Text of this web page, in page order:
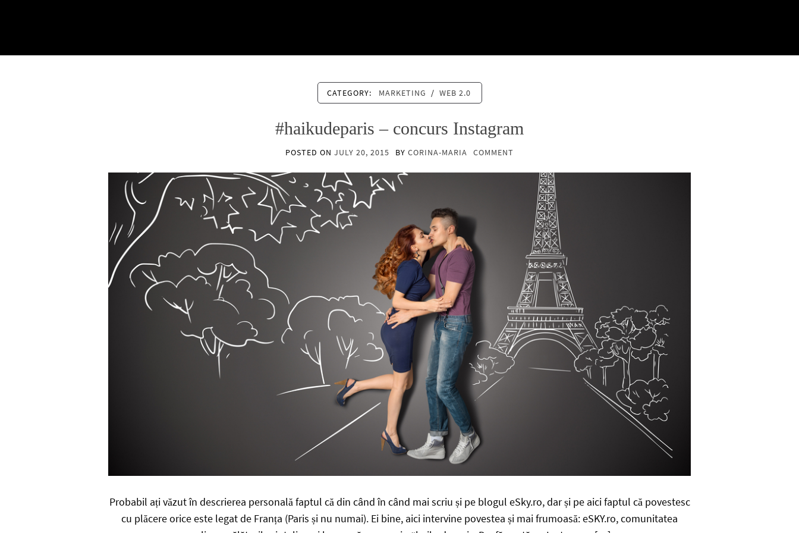
CATEGORY: MARKETING / WEB 2.0
#haikudeparis – concurs Instagram
POSTED ON JULY 20, 2015 BY CORINA-MARIA COMMENT
Probabil ați văzut în descrierea personală faptul că din când în când mai scriu și pe blogul eSky.ro, dar și pe aici faptul că povestesc
cu plăcere orice este legat de Franța (Paris și nu numai). Ei bine, aici intervine povestea și mai frumoasă: eSKY.ro, comunitatea